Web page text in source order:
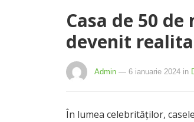
Casa de 50
devenit
Admin — 6 ianuarie 2024 in
În lumea celebrităților,